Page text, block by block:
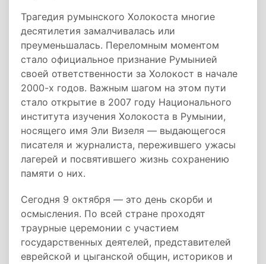
Трагедия румынского Холокоста многие
десятилетия замалчивалась или
преуменьшалась. Переломным моментом
стало официальное признание Румынией
своей ответственности за Холокост в начале
2000-х годов. Важным шагом на этом пути
стало открытие в 2007 году Национального
института изучения Холокоста в Румынии,
носящего имя Эли Визеля — выдающегося
писателя и журналиста, пережившего ужасы
лагерей и посвятившего жизнь сохранению
памяти о них.
Сегодня 9 октября — это день скорби и
осмысления. По всей стране проходят
траурные церемонии с участием
государственных деятелей, представителей
еврейской и цыганской общин, историков и